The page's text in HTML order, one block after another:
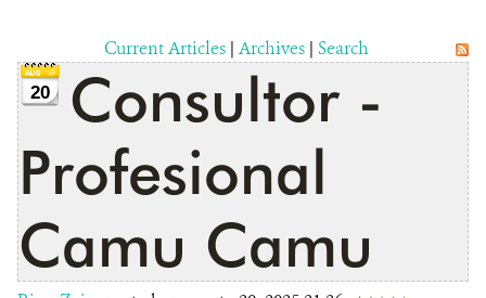
Current Articles | Archives | Search
20
Consultor -
Profesional
Camu Camu